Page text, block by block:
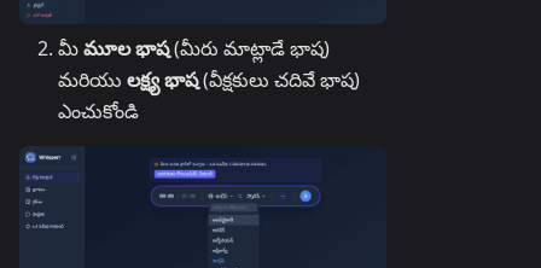
మీమూల భాష(మీరు మాట్లాడే భాష)
మరియు లక్ష్య భాష(వీక్షకులు చదివే భాష)
ఎంచుకోండి